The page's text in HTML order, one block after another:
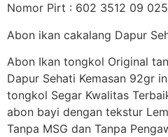
Nomor Pirt : 602 3512 09
Abon ikan cakalang Dapur
Abon Ikan tongkol Original
Dapur Sehati Kemasan 92gr
tongkol Segar Kwalitas
abon bayi dengan tekstur
Tanpa MSG dan Tanpa